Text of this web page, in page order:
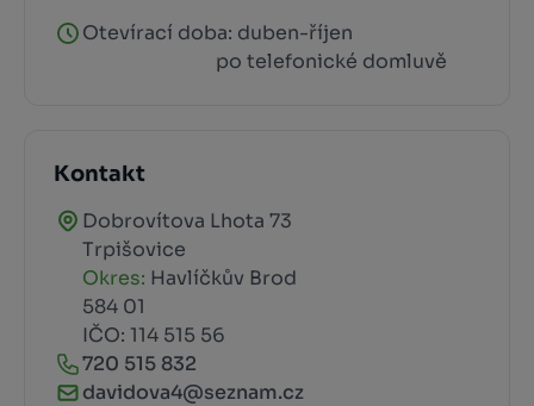
Otevírací doba: duben-říjen
po telefonické domluvě
Kontakt
Dobrovítova Lhota 73
Trpišovice
Okres: Havlíčkův Brod
584 01
IČO: 114 515 56
720 515 832
davidova4@seznam.cz